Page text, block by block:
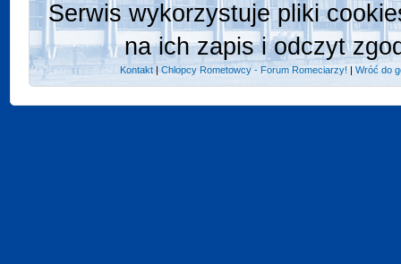
Serwis wykorzystuje pliki
na ich zapis i odczyt
Kontakt |Chlopcy Rometowcy - Forum Romeciarzy! |Wróć do